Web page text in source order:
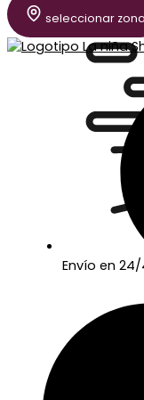
seleccionar zona
Envío en